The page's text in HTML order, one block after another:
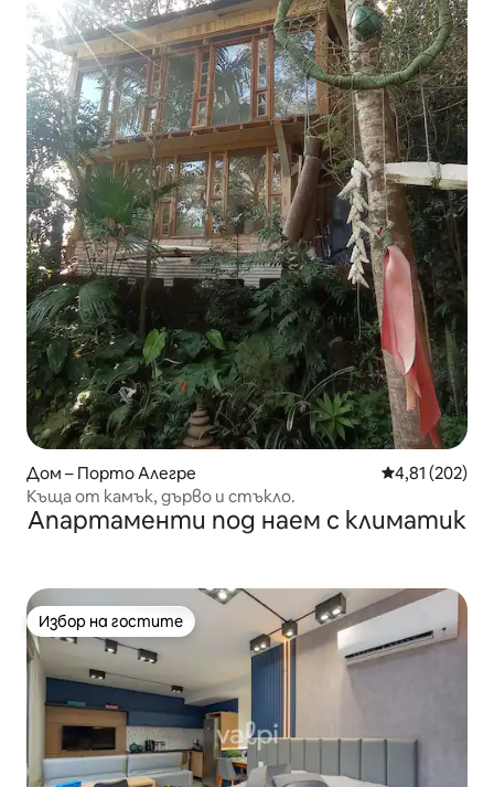
Дом – Порто Алегре Средна
4,81 (202)
Къща от камък, дърво и стъкло.
Апартаменти под наем с климатик
Избор на гостите
Избор на гостите